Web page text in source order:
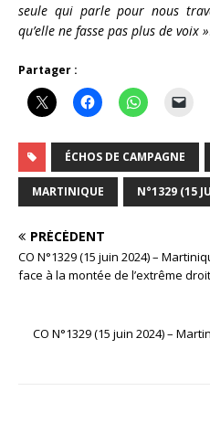
seule qui parle pour nous
qu’elle ne fasse pas plus de voix ».
Partager :
ÉCHOS DE CAMPAGNE
MARTINIQUE N°1329 (15
PRÉCÉDENT
CO N°1329 (15 juin 2024) –
face à la montée de l’extrême
CO N°1329 (15 juin 2024) –